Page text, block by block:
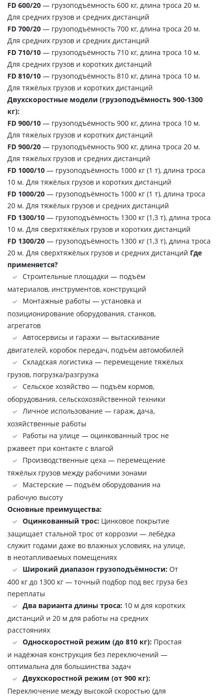
FD 600/20 — грузоподъёмность 600 кг, длина троса 20 м.
Для средних грузов и средних дистанций
FD 700/20 — грузоподъёмность 700 кг, длина троса 20 м.
Для средних грузов и средних дистанций
FD 710/10 — грузоподъёмность 710 кг, длина троса 10 м.
Для средних грузов и коротких дистанций
FD 810/10 — грузоподъёмность 810 кг, длина троса 10 м.
Для тяжёлых грузов и коротких дистанций
Двухскоростные модели (грузоподъёмность 900-1300
кг):
FD 900/10 — грузоподъёмность 900 кг, длина троса 10 м.
Для тяжёлых грузов и коротких дистанций
FD 900/20 — грузоподъёмность 900 кг, длина троса 20 м.
Для тяжёлых грузов и средних дистанций
FD 1000/10 — грузоподъёмность 1000 кг (1 т), длина троса
10 м. Для тяжёлых грузов и коротких дистанций
FD 1000/20 — грузоподъёмность 1000 кг (1 т), длина троса
20 м. Для тяжёлых грузов и средних дистанций
FD 1300/10 — грузоподъёмность 1300 кг (1,3 т), длина троса
10 м. Для сверхтяжёлых грузов и коротких дистанций
FD 1300/20 — грузоподъёмность 1300 кг (1,3 т), длина троса
20 м. Для сверхтяжёлых грузов и средних дистанций Где
применяется?
Строительные площадки — подъём
материалов, инструментов, конструкций
Монтажные работы — установка и
позиционирование оборудования, станков,
агрегатов
Автосервисы и гаражи — вытаскивание
двигателей, коробок передач, подъём автомобилей
Складская логистика — перемещение тяжёлых
грузов, погрузка/разгрузка
Сельское хозяйство — подъём кормов,
оборудования, сельскохозяйственной техники
Личное использование — гараж, дача,
хозяйственные работы
Работы на улице — оцинкованный трос не
ржавеет при контакте с влагой
Производственные цеха — перемещение
тяжёлых грузов между рабочими зонами
Мастерские — подъём оборудования на
рабочую высоту
Основные преимущества:
Оцинкованный трос: Цинковое покрытие
защищает стальной трос от коррозии — лебёдка
служит годами даже во влажных условиях, на улице,
в неотапливаемых помещениях
Широкий диапазон грузоподъёмности: От
400 кг до 1300 кг — точный подбор под вес груза без
переплаты
Два варианта длины троса: 10 м для коротких
дистанций и 20 м для работы на средних
расстояниях
Односкоростной режим (до 810 кг): Простая
и надёжная конструкция без переключений —
оптимальна для большинства задач
Двухскоростной режим (от 900 кг):
Переключение между высокой скоростью (для